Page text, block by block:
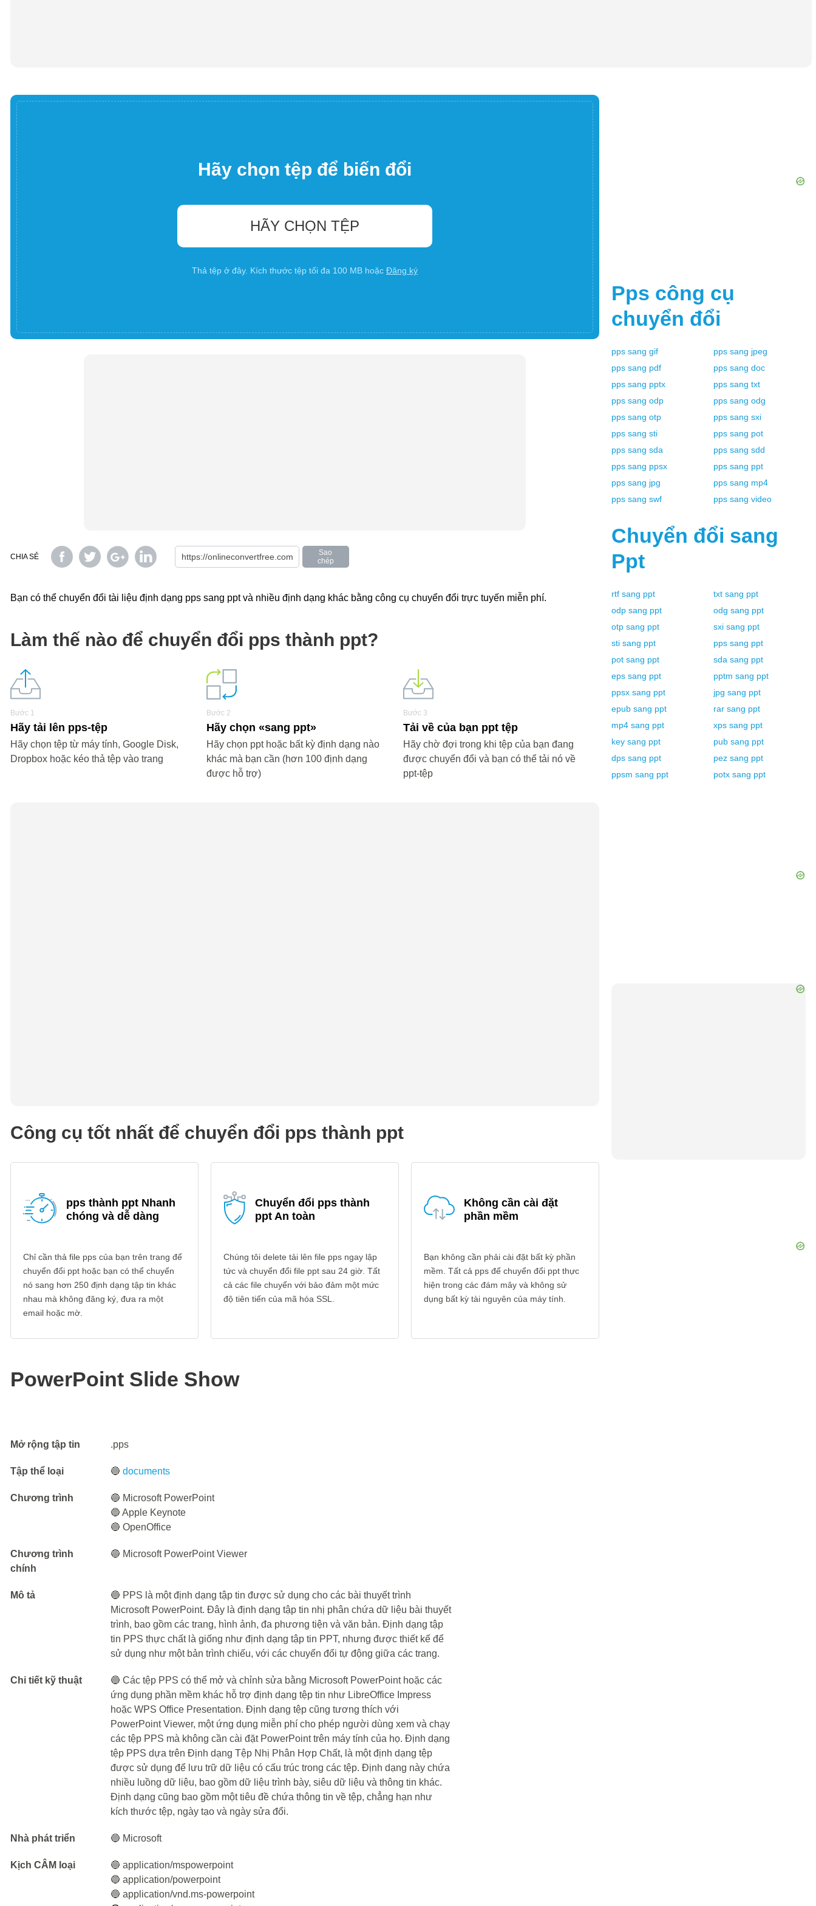
Hãy chọn tệp để biến đổi
HÃY CHỌN TỆP
Thả tệp ở đây. Kích thước tệp tối đa 100 MB hoặc Đăng ký
CHIA SẺ
Sao
chép
Bạn có thể chuyển đổi tài liệu định dạng pps sang ppt và nhiều định dạng khác bằng công cụ chuyển đổi trực tuyến miễn phí.
Làm thế nào để chuyển đổi pps thành ppt?
Bước 1
Hãy tải lên pps-tệp
Hãy chọn tệp từ máy tính, Google Disk,
Dropbox hoặc kéo thả tệp vào trang
Bước 2
Hãy chọn «sang ppt»
Hãy chọn ppt hoặc bất kỳ định dạng nào
khác mà bạn cần (hơn 100 định dạng
được hỗ trợ)
Bước 3
Tải về của bạn ppt tệp
Hãy chờ đợi trong khi tệp của bạn đang
được chuyển đổi và bạn có thể tải nó về
ppt-tệp
Công cụ tốt nhất để chuyển đổi pps thành ppt
pps thành ppt Nhanh
chóng và dễ dàng
Chỉ cần thả file pps của bạn trên trang để
chuyển đổi ppt hoặc bạn có thể chuyển
nó sang hơn 250 định dạng tập tin khác
nhau mà không đăng ký, đưa ra một
email hoặc mờ.
Chuyển đổi pps thành
ppt An toàn
Chúng tôi delete tải lên file pps ngay lập
tức và chuyển đổi file ppt sau 24 giờ. Tất
cả các file chuyển với bảo đảm một mức
độ tiên tiến của mã hóa SSL.
Không cần cài đặt
phần mềm
Bạn không cần phải cài đặt bất kỳ phần
mềm. Tất cả pps để chuyển đổi ppt thực
hiện trong các đám mây và không sử
dụng bất kỳ tài nguyên của máy tính.
PowerPoint Slide Show
Mở rộng tập tin .pps
Tập thể loại 🔵documents
Chương trình
🔵 Microsoft PowerPoint
🔵 Apple Keynote
🔵 OpenOffice
Chương trình
chính
🔵 Microsoft PowerPoint Viewer
Mô tả
🔵 PPS là một định dạng tập tin được sử dụng cho các bài thuyết trình
Microsoft PowerPoint. Đây là định dạng tập tin nhị phân chứa dữ liệu bài thuyết
trình, bao gồm các trang, hình ảnh, đa phương tiện và văn bản. Định dạng tập
tin PPS thực chất là giống như định dạng tập tin PPT, nhưng được thiết kế để
sử dụng như một bản trình chiếu, với các chuyển đổi tự động giữa các trang.
Chi tiết kỹ thuật
🔵 Các tệp PPS có thể mở và chỉnh sửa bằng Microsoft PowerPoint hoặc các
ứng dụng phần mềm khác hỗ trợ định dạng tệp tin như LibreOffice Impress
hoặc WPS Office Presentation. Định dạng tệp cũng tương thích với
PowerPoint Viewer, một ứng dụng miễn phí cho phép người dùng xem và chạy
các tệp PPS mà không cần cài đặt PowerPoint trên máy tính của họ. Định dạng
tệp PPS dựa trên Định dạng Tệp Nhị Phân Hợp Chất, là một định dạng tệp
được sử dụng để lưu trữ dữ liệu có cấu trúc trong các tệp. Định dạng này chứa
nhiều luồng dữ liệu, bao gồm dữ liệu trình bày, siêu dữ liệu và thông tin khác.
Định dạng cũng bao gồm một tiêu đề chứa thông tin về tệp, chẳng hạn như
kích thước tệp, ngày tạo và ngày sửa đổi.
Nhà phát triển 🔵 Microsoft
Kịch CÂM loại
🔵 application/mspowerpoint
🔵 application/powerpoint
🔵 application/vnd.ms-powerpoint
Pps công cụ
chuyển đổi
pps sang gif pps sang jpeg
pps sang pdf pps sang doc
pps sang pptx pps sang txt
pps sang odp pps sang odg
pps sang otp pps sang sxi
pps sang sti pps sang pot
pps sang sda pps sang sdd
pps sang ppsx pps sang ppt
pps sang jpg pps sang mp4
pps sang swf pps sang video
Chuyển đổi sang
Ppt
rtf sang ppt txt sang ppt
odp sang ppt odg sang ppt
otp sang ppt sxi sang ppt
sti sang ppt pps sang ppt
pot sang ppt sda sang ppt
eps sang ppt pptm sang ppt
ppsx sang ppt jpg sang ppt
epub sang ppt rar sang ppt
mp4 sang ppt xps sang ppt
key sang ppt pub sang ppt
dps sang ppt pez sang ppt
ppsm sang ppt potx sang ppt